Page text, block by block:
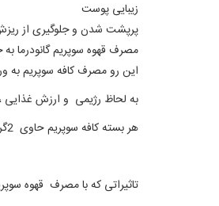
زیبایی پوست
پرپشت شدن و جلوگیری از
مصرف قهوه سوپریم گانودرما
این رو مصرف کافه سوپریم به
به لحاظ رژیمی و ارزش غذایی
هر بسته کافه سوپریم حاوی 2گرم فیبر طبیعی است.
تاثیراتی که با مصرف قهوه